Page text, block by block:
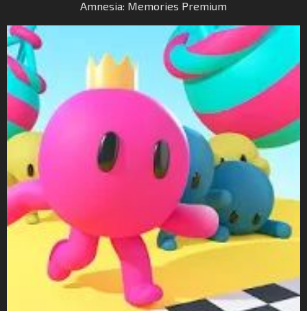
Amnesia: Memories Premium